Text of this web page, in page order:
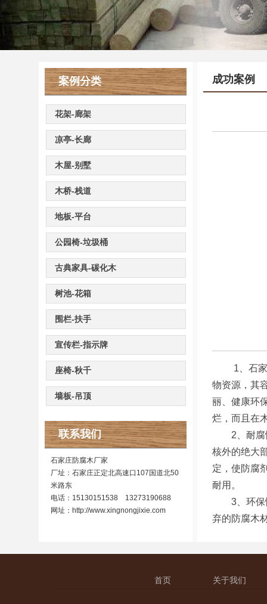
案例分类
花架-廊架
凉亭-长廊
木屋-别墅
木桥-栈道
地板-平台
公园椅-垃圾桶
古典家具-碳化木
树池-花箱
围栏-扶手
宣传栏-指示牌
座椅-秋千
墙板-吊顶
联系我们
石家庄防腐木厂家
厂址：石家庄正定北高速口107国道北50
米路东
电话：15130151538 13273190688
网址： http://www.xingnongjixie.com
成功案例
1、石家庄
物资源，其
丽、健康环
烂，而且在
2、耐腐性
核外的绝大
定，使防腐
耐用。
3、环保性
弃的防腐木
首页 关于我们